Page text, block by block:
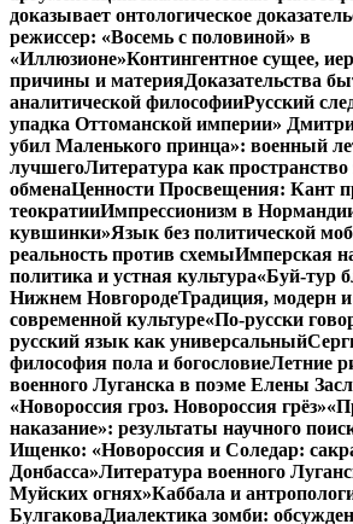
доказывает онтологическое
режиссер: «Восемь с половиной» в
«Иллюзионе»Контингентное сущее,
причины и материяДоказательства
аналитической философииРусский
упадка Оттоманской империи»
убил Маленького принца»: военный
лучшегоЛитература как
обменаЦенности Просвещения: Кант
теократииИмпрессионизм в
кувшинки»Язык без политической
реальность против схемыИмперская
политика и устная культура«Буй-тур
Нижнем НовгородеТрадиция, модерн
современной культуре«По-русски
русский язык как универсальный
философия пола и богословиеЛетние
военного Луганска в поэме Елены
«Новороссия гроз. Новороссия грёз»
наказание»: результаты научного
Ищенко: «Новороссия и Соледар:
Донбасса»Литература военного
Муйских огнях»Каббала и
БулгаковаДиалектика зомби: